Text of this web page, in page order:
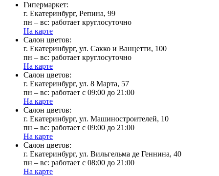
Гипермаркет:
г. Екатеринбург, Репина, 99
пн – вс: работает круглосуточно
На карте
Cалон цветов:
г. Екатеринбург, ул. Сакко и Ванцетти, 100
пн – вс: работает круглосуточно
На карте
Cалон цветов:
г. Екатеринбург, ул. 8 Марта, 57
пн – вс: работает с 09:00 до 21:00
На карте
Cалон цветов:
г. Екатеринбург, ул. Машиностроителей, 10
пн – вс: работает с 09:00 до 21:00
На карте
Cалон цветов:
г. Екатеринбург, ул. Вильгельма де Геннина, 40
пн – вс: работает с 08:00 до 21:00
На карте